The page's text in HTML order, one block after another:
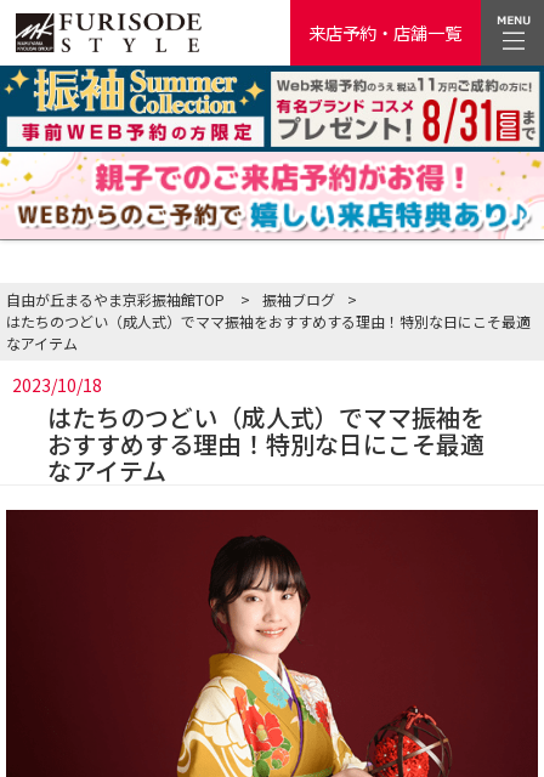
来店予約・店舗一覧
自由が丘まるやま京彩振袖館TOP > 振袖ブログ
>
はたちのつどい（成人式）でママ振袖をおすすめする理由！特別な日にこそ最適
なアイテム
2023/10/18
はたちのつどい（成人式）でママ振袖を
おすすめする理由！特別な日にこそ最適
なアイテム